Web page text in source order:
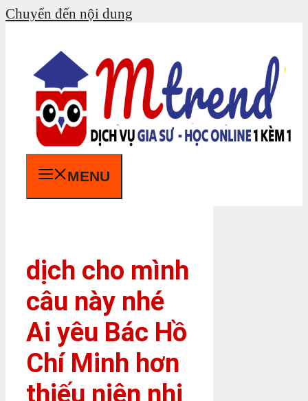
Chuyển đến nội dung
MENU
dịch cho mình
câu này nhé
Ai yêu Bác Hồ
Chí Minh hơn
thiếu niên nhi